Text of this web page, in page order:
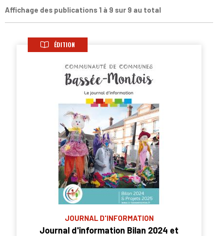
Affichage des publications 1 à 9 sur 9 au total
ÉDITION
JOURNAL D'INFORMATION
Journal d'information Bilan 2024 et